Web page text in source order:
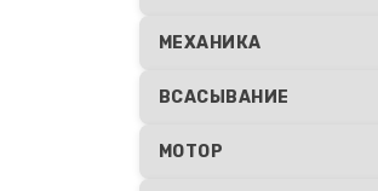
МЕХАНИКА
ВСАСЫВАНИЕ
МОТОР